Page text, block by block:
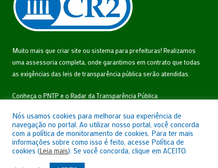
Muito mais que criar site ou sistema para prefeituras! Realizamos
uma assessoria completa, onde garantimos em contrato que todas
as exigências das leis de transparência pública serão atendidas.
Conheça o PNTP e o Radar da Transparência Pública
Todos os direitos reservados a Câmara Municipal de São João do
Triunfo.
Nós usamos cookies para melhorar sua experiência de
navegação no portal. Ao utilizar nosso portal, você concorda
com a política de monitoramento de cookies. Para ter mais
informações sobre como isso é feito, acesse Política de
cookies (Leia mais). Se você concorda, clique em ACEITO.